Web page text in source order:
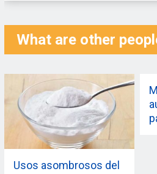
What are other
Usos asombrosos del